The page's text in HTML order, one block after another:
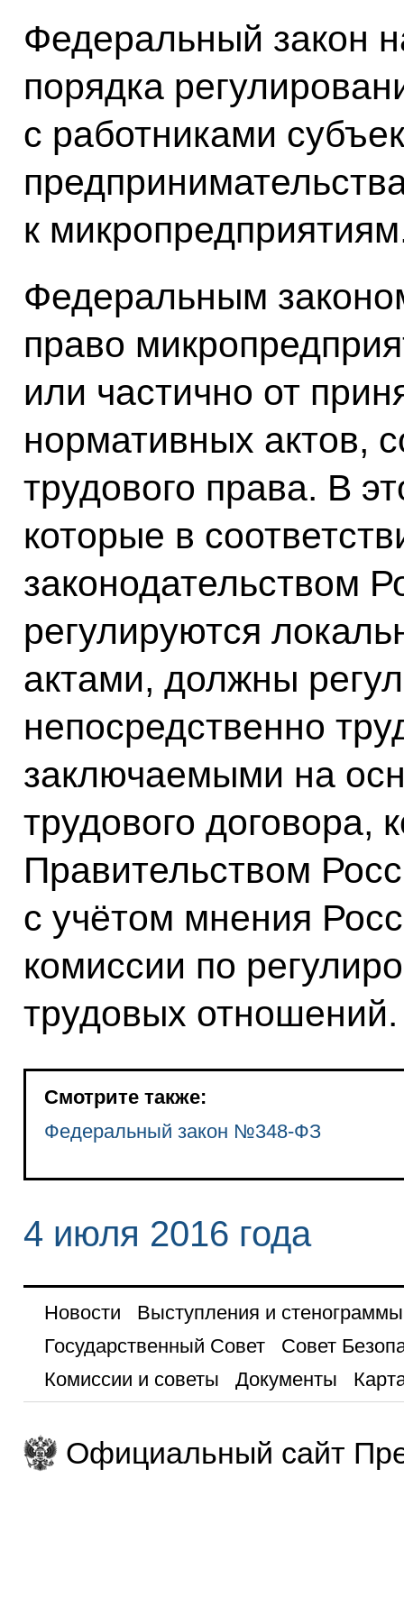
Федеральный закон
порядка
с работниками
к
Федеральным
право
или частично от
нормативных актов,
трудового права. В
которые в
законодательством
регулируются
актами, должны
непосредственно
заключаемыми на
трудового договора,
Правительством
с учётом мнения
комиссии по
трудовых отношений.
Смотрите также:
Федеральный закон №348-ФЗ
4 июля 2016 года
Новости
Выступления и стенограммы
Государственный Совет
Совет
Комиссии и советы
Документы
Официальный сайт